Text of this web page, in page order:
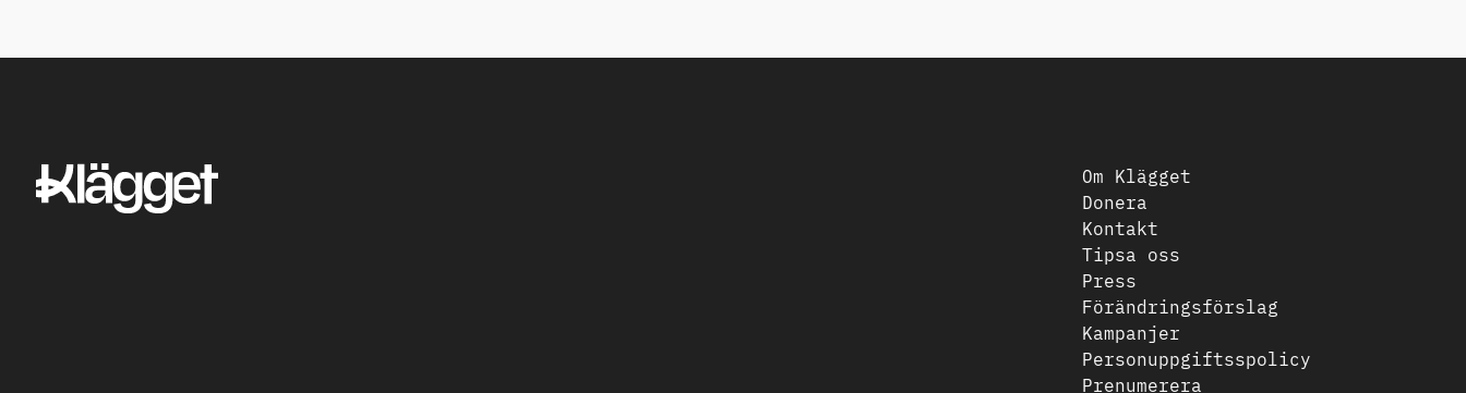
Om Klägget
Donera
Kontakt
Tipsa oss
Press
Förändringsförslag
Kampanjer
Personuppgiftsspolicy
Prenumerera